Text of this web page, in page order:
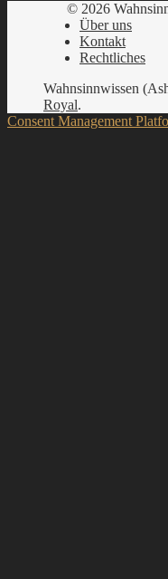
© 2026
Über uns
Kontakt
Rechtliches
Wahnsinnwissen
Royal.
Consent Management